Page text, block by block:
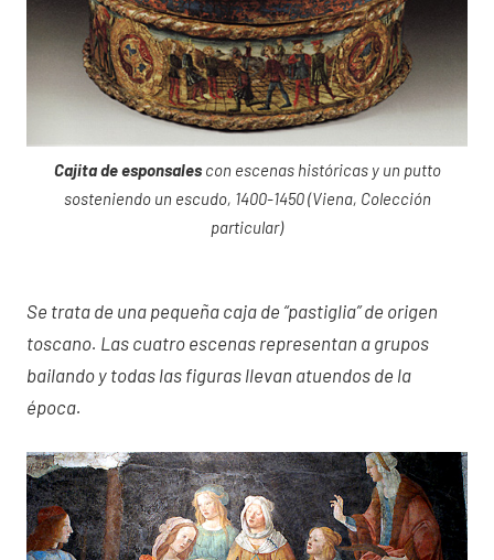
Cajita de esponsalescon escenas históricas y un putto
sosteniendo un escudo, 1400-1450 (Viena, Colección
particular)
Se trata de una pequeña caja de “pastiglia” de origen
toscano. Las cuatro escenas representan a grupos
bailando y todas las figuras llevan atuendos de la
época.